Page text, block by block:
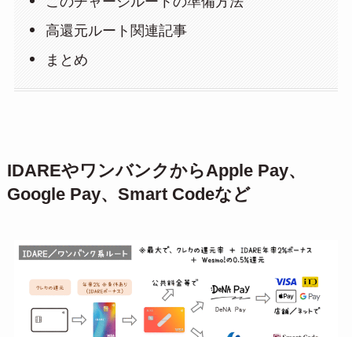
高還元ルート関連記事
まとめ
IDAREやワンバンクからApple Pay、
Google Pay、Smart Codeなど